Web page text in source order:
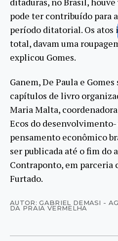
pode ter contribuído para
período ditatorial. Os atos
total, davam uma
explicou Gomes.
Ganem, De Paula e
capítulos de livro
Maria Malta,
Ecos do
pensamento econômico
ser publicada até o fim do
Contraponto, em parceria
Furtado.
AUTOR: GABRIEL DEMASI -
DA PRAIA VERMELHA